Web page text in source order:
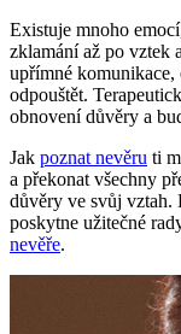
Existuje mnoho
zklamání až po vztek
upřímné komunikace,
odpouštět.
obnovení důvěry a
Jak poznat nevěru ti
a překonat všechny
důvěry ve svůj vztah.
poskytne užitečné
nevěře.